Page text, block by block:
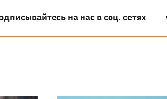
на нас в соц. сетях